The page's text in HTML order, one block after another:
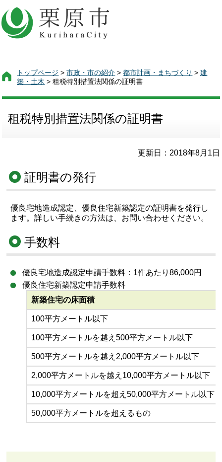
トップページ >市政・市の紹介 >都市計画・まちづくり >建
築・土木 > 租税特別措置法関係の証明書
租税特別措置法関係の証明書
更新日：2018年8月1日
証明書の発行
優良宅地造成認定、優良住宅新築認定の証明書を発行し
ます。詳しい手続きの方法は、お問い合わせください。
手数料
優良宅地造成認定申請手数料：1件あたり86,000円
優良住宅新築認定申請手数料
新築住宅の床面積
100平方メートル以下
100平方メートルを越え500平方メートル以下
500平方メートルを越え2,000平方メートル以下
2,000平方メートルを越え10,000平方メートル以下
10,000平方メートルを超え50,000平方メートル以下
50,000平方メートルを超えるもの